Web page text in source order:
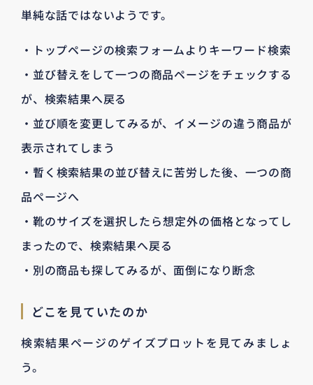
単純な話ではないようです。
・トップページの検索フォームよりキーワード検索
・並び替えをして一つの商品ページをチェックする
が、検索結果へ戻る
・並び順を変更してみるが、イメージの違う商品が
表示されてしまう
・暫く検索結果の並び替えに苦労した後、一つの商
品ページへ
・靴のサイズを選択したら想定外の価格となってし
まったので、検索結果へ戻る
・別の商品も探してみるが、面倒になり断念
どこを見ていたのか
検索結果ページのゲイズプロットを見てみましょ
う。